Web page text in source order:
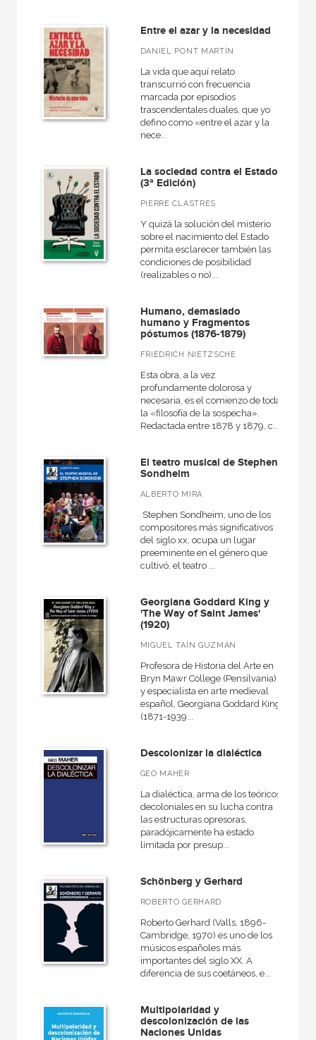
Entre el azar y la necesidad
DANIEL PONT MARTÍN
La vida que aquí relato
transcurrió con frecuencia
marcada por episodios
trascendentales duales, que yo
defino como «entre el azar y la
nece...
La sociedad contra el Estado
(3ª Edición)
PIERRE CLASTRES
Y quizá la solución del misterio
sobre el nacimiento del Estado
permita esclarecer también las
condiciones de posibilidad
(realizables o no)...
Humano, demasiado
humano y Fragmentos
póstumos (1876-1879)
FRIEDRICH NIETZSCHE
Esta obra, a la vez
profundamente dolorosa y
necesaria, es el comienzo de toda
la «filosofía de la sospecha».
Redactada entre 1878 y 1879, c...
El teatro musical de Stephen
Sondheim
ALBERTO MIRA
Stephen Sondheim, uno de los
compositores más significativos
del siglo xx, ocupa un lugar
preeminente en el género que
cul­tivó, el teatro ...
Georgiana Goddard King y
'The Way of Saint James'
(1920)
MIGUEL TAÍN GUZMÁN
Profesora de Historia del Arte en
Bryn Mawr College (Pensilvania)
y especialista en arte medieval
español, Georgiana Goddard King
(1871-1939...
Descolonizar la dialéctica
GEO MAHER
La dialéctica, arma de los teóricos
decoloniales en su lucha contra
las estructuras opresoras,
paradójicamente ha estado
limitada por presup...
Schönberg y Gerhard
ROBERTO GERHARD
Roberto Gerhard (Valls, 1896-
Cambridge, 1970) es uno de los
músicos españoles más
importantes del siglo XX. A
diferencia de sus coetáneos, e...
Multipolaridad y
descolonización de las
Naciones Unidas